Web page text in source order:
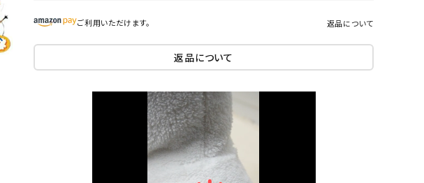
ご利用いただけます。 返品について
返品について